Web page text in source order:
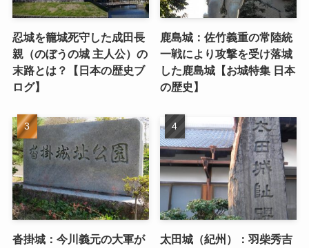
忍城を籠城死守した成田長
親（のぼうの城 主人公）の
末路とは？【日本の歴史ブ
ログ】
鹿島城：佐竹義重の常陸統
一戦により攻撃を受け落城
した鹿島城【お城特集 日本
の歴史】
沓掛城：今川義元の大軍が
太田城（紀州）：羽柴秀吉